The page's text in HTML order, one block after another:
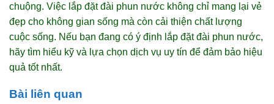
chuộng. Việc lắp đặt đài phun nước không chỉ mang lại vẻ
đẹp cho không gian sống mà còn cải thiện chất lượng
cuộc sống. Nếu bạn đang có ý định lắp đặt đài phun nước,
hãy tìm hiểu kỹ và lựa chọn dịch vụ uy tín để đảm bảo hiệu
quả tốt nhất.
Bài liên quan